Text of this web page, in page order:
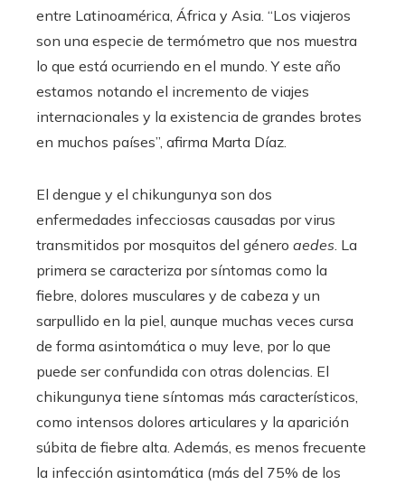
entre Latinoamérica, África y Asia. “Los viajeros
son una especie de termómetro que nos muestra
lo que está ocurriendo en el mundo. Y este año
estamos notando el incremento de viajes
internacionales y la existencia de grandes brotes
en muchos países”, afirma Marta Díaz.
El dengue y el chikungunya son dos
enfermedades infecciosas causadas por virus
transmitidos por mosquitos del género aedes . La
primera se caracteriza por síntomas como la
fiebre, dolores musculares y de cabeza y un
sarpullido en la piel, aunque muchas veces cursa
de forma asintomática o muy leve, por lo que
puede ser confundida con otras dolencias. El
chikungunya tiene síntomas más característicos,
como intensos dolores articulares y la aparición
súbita de fiebre alta. Además, es menos frecuente
la infección asintomática (más del 75% de los